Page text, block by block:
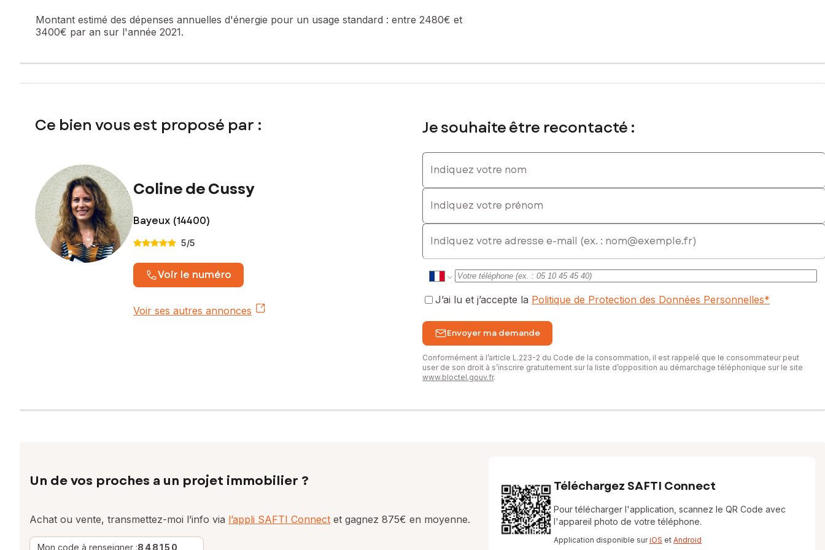
Montant estimé des dépenses annuelles d'énergie pour un usage standard : entre 2480€ et
3400€ par an sur l'année 2021.
Ce bien vous est proposé par :
Coline de Cussy
Bayeux (14400)
5/5
Voir le numéro
Voir ses autres annonces
Je souhaite être recontacté :
Indiquez votre nom
Indiquez votre prénom
E-mail
J’ai lu et j’accepte la Politique de Protection des Données Personnelles*
Envoyer ma demande
Conformément à l’article L.223-2 du Code de la consommation, il est rappelé que le consommateur peut
user de son droit à s’inscrire gratuitement sur la liste d’opposition au démarchage téléphonique sur le site
www.bloctel.gouv.fr.
Un de vos proches a un projet immobilier ?
Achat ou vente, transmettez-moi l’info via l’appli SAFTI Connect et gagnez 875€ en moyenne.
Mon code à renseigner :848150
Téléchargez SAFTI Connect
Pour télécharger l'application, scannez le QR Code avec
l'appareil photo de votre téléphone.
Application disponible suriOS et Android